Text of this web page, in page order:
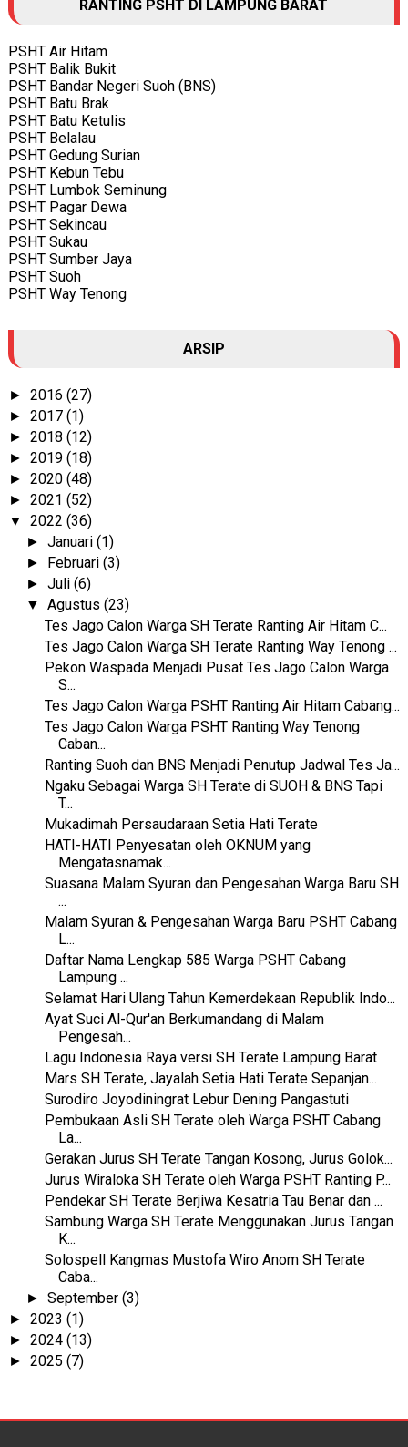
RANTING PSHT DI LAMPUNG BARAT
PSHT Air Hitam
PSHT Balik Bukit
PSHT Bandar Negeri Suoh (BNS)
PSHT Batu Brak
PSHT Batu Ketulis
PSHT Belalau
PSHT Gedung Surian
PSHT Kebun Tebu
PSHT Lumbok Seminung
PSHT Pagar Dewa
PSHT Sekincau
PSHT Sukau
PSHT Sumber Jaya
PSHT Suoh
PSHT Way Tenong
ARSIP
► 2016 (27)
► 2017 (1)
► 2018 (12)
► 2019 (18)
► 2020 (48)
► 2021 (52)
▼ 2022 (36)
►Januari(1)
► Februari(3)
►Juli(6)
▼Agustus(23)
Tes Jago Calon Warga SH Terate Ranting Air Hitam C...
Tes Jago Calon Warga SH Terate Ranting Way Tenong ...
Pekon Waspada Menjadi Pusat Tes Jago Calon Warga
S...
Tes Jago Calon Warga PSHT Ranting Air Hitam Cabang...
Tes Jago Calon Warga PSHT Ranting Way Tenong
Caban...
Ranting Suoh dan BNS Menjadi Penutup Jadwal Tes Ja...
Ngaku Sebagai Warga SH Terate di SUOH & BNS Tapi
T...
Mukadimah Persaudaraan Setia Hati Terate
HATI-HATI Penyesatan oleh OKNUM yang
Mengatasnamak...
Suasana Malam Syuran dan Pengesahan Warga Baru SH
...
Malam Syuran & Pengesahan Warga Baru PSHT Cabang
L...
Daftar Nama Lengkap 585 Warga PSHT Cabang
Lampung ...
Selamat Hari Ulang Tahun Kemerdekaan Republik Indo...
Ayat Suci Al-Qur'an Berkumandang di Malam
Pengesah...
Lagu Indonesia Raya versi SH Terate Lampung Barat
Mars SH Terate, Jayalah Setia Hati Terate Sepanjan...
Surodiro Joyodiningrat Lebur Dening Pangastuti
Pembukaan Asli SH Terate oleh Warga PSHT Cabang
La...
Gerakan Jurus SH Terate Tangan Kosong, Jurus Golok...
Jurus Wiraloka SH Terate oleh Warga PSHT Ranting P...
Pendekar SH Terate Berjiwa Kesatria Tau Benar dan ...
Sambung Warga SH Terate Menggunakan Jurus Tangan
K...
Solospell Kangmas Mustofa Wiro Anom SH Terate
Caba...
►September(3)
► 2023 (1)
► 2024 (13)
► 2025 (7)